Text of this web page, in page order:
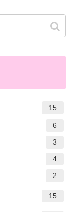
15
6
3
4
2
15